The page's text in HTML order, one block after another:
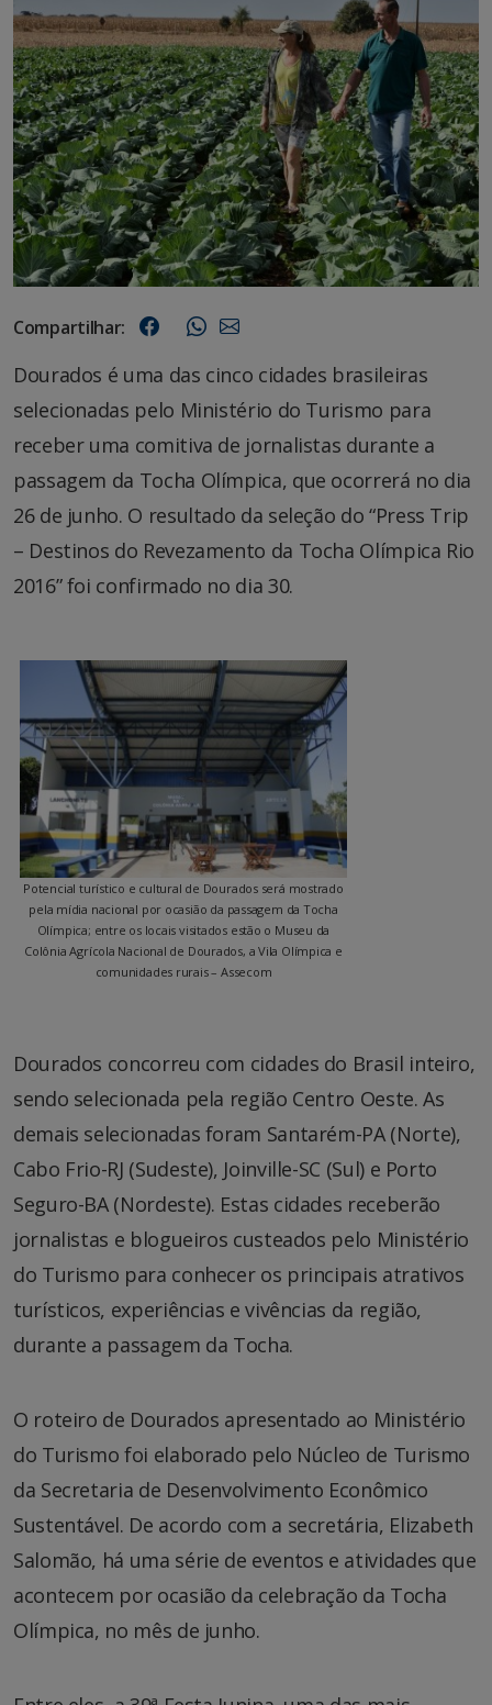
Compartilhar:
Dourados é uma das cinco cidades brasileiras
selecionadas pelo Ministério do Turismo para
receber uma comitiva de jornalistas durante a
passagem da Tocha Olímpica, que ocorrerá no dia
26 de junho. O resultado da seleção do “Press Trip
– Destinos do Revezamento da Tocha Olímpica Rio
2016” foi confirmado no dia 30.
Potencial turístico e cultural de Dourados será mostrado
pela mídia nacional por ocasião da passagem da Tocha
Olímpica; entre os locais visitados estão o Museu da
Colônia Agrícola Nacional de Dourados, a Vila Olímpica e
comunidades rurais – Assecom
Dourados concorreu com cidades do Brasil inteiro,
sendo selecionada pela região Centro Oeste. As
demais selecionadas foram Santarém-PA (Norte),
Cabo Frio-RJ (Sudeste), Joinville-SC (Sul) e Porto
Seguro-BA (Nordeste). Estas cidades receberão
jornalistas e blogueiros custeados pelo Ministério
do Turismo para conhecer os principais atrativos
turísticos, experiências e vivências da região,
durante a passagem da Tocha.
O roteiro de Dourados apresentado ao Ministério
do Turismo foi elaborado pelo Núcleo de Turismo
da Secretaria de Desenvolvimento Econômico
Sustentável. De acordo com a secretária, Elizabeth
Salomão, há uma série de eventos e atividades que
acontecem por ocasião da celebração da Tocha
Olímpica, no mês de junho.